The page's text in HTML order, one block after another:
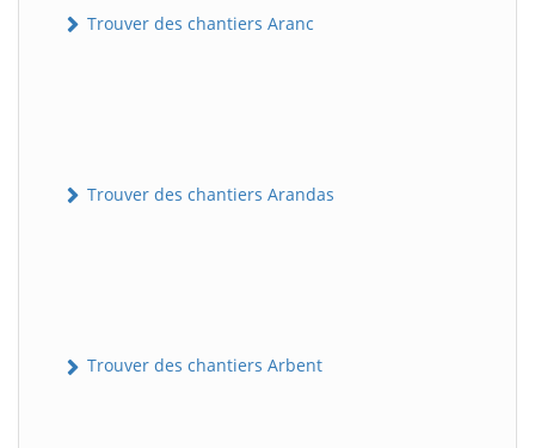
Trouver des chantiers Aranc
Trouver des chantiers Arandas
Trouver des chantiers Arbent